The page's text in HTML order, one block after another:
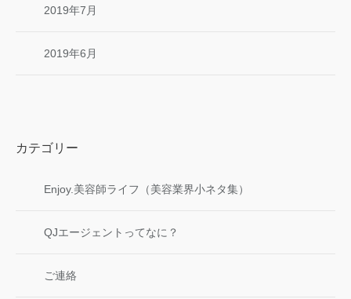
2019年7月
2019年6月
カテゴリー
Enjoy.美容師ライフ（美容業界小ネタ集）
QJエージェントってなに？
ご連絡